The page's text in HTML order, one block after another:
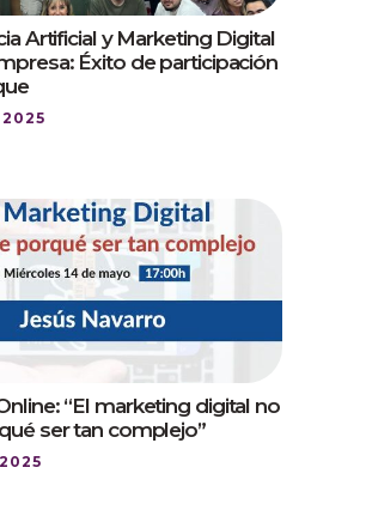
Artificial y Marketing Digital
Éxito de participación
“El marketing digital no
ser tan complejo”